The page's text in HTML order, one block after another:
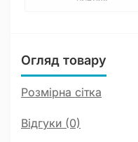
Огляд товару
Розмірна сітка
Відгуки (0)